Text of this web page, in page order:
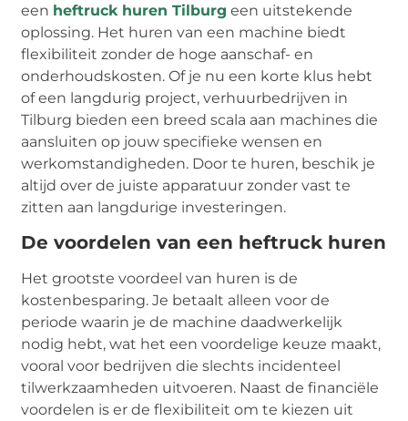
een heftruck huren Tilburg een uitstekende
oplossing. Het huren van een machine biedt
flexibiliteit zonder de hoge aanschaf- en
onderhoudskosten. Of je nu een korte klus hebt
of een langdurig project, verhuurbedrijven in
Tilburg bieden een breed scala aan machines die
aansluiten op jouw specifieke wensen en
werkomstandigheden. Door te huren, beschik je
altijd over de juiste apparatuur zonder vast te
zitten aan langdurige investeringen.
De voordelen van een heftruck huren
Het grootste voordeel van huren is de
kostenbesparing. Je betaalt alleen voor de
periode waarin je de machine daadwerkelijk
nodig hebt, wat het een voordelige keuze maakt,
vooral voor bedrijven die slechts incidenteel
tilwerkzaamheden uitvoeren. Naast de financiële
voordelen is er de flexibiliteit om te kiezen uit